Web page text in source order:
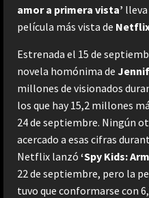
amor a primera vista’
película más vista de
Estrenada el 15 de
novela homónima de
millones de visionados
los que hay 15,2 millones
24 de septiembre. Ningún
acercado a esas cifras
Netflix lanzó ‘Spy Kids:
22 de septiembre, pero la
tuvo que conformarse con